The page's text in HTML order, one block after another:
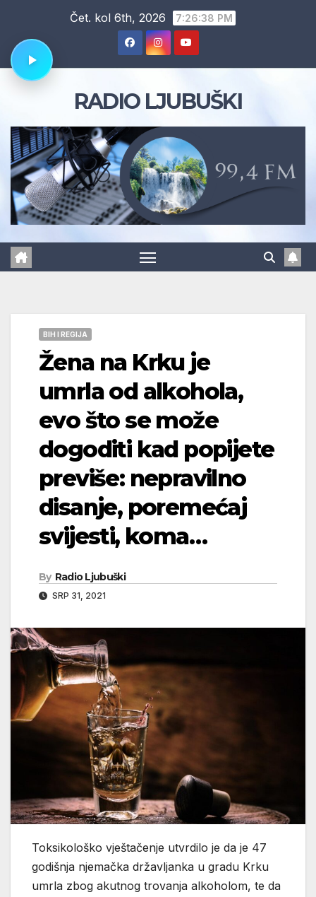
content
Čet. kol 6th, 2026 7:26:38 PM
RADIO LJUBUŠKI
BIH I REGIJA
Žena na Krku je
umrla od alkohola,
evo što se može
dogoditi kad popijete
previše: nepravilno
disanje, poremećaj
svijesti, koma…
By Radio Ljubuški
SRP 31, 2021
Toksikološko vještačenje utvrdilo je da je 47
godišnja njemačka državljanka u gradu Krku
umrla zbog akutnog trovanja alkoholom, te da